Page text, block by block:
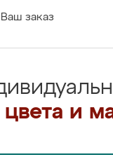
заказ
и